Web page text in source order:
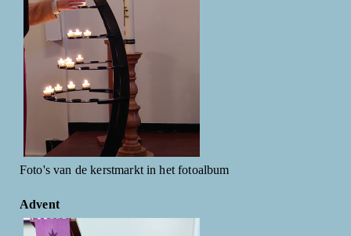
Foto's van de kerstmarkt in het fotoalbum
Advent